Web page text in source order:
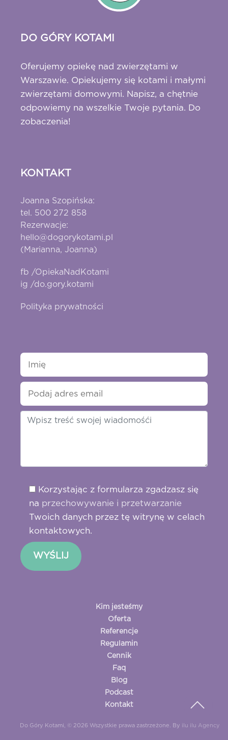
DO GÓRY KOTAMI
Oferujemy opiekę nad zwierzętami w
Warszawie. Opiekujemy się kotami i małymi
zwierzętami domowymi. Napisz, a chętnie
odpowiemy na wszelkie Twoje pytania. Do
zobaczenia!
KONTAKT
Joanna Szopińska:
tel. 500 272 858
Rezerwacje:
hello@dogorykotami.pl
(Marianna, Joanna)
fb /OpiekaNadKotami
ig /do.gory.kotami
Polityka prywatności
Korzystając z formularza zgadzasz się
na przechowywanie i przetwarzanie
Twoich danych przez tę witrynę w celach
kontaktowych.
Kim jesteśmy
Oferta
Referencje
Regulamin
Cennik
Faq
Blog
Podcast
Kontakt
Do Góry Kotami, © 2026 Wszystkie prawa zastrzeżone. By ilu ilu Agency